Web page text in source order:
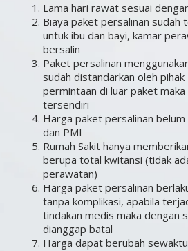
Lama hari rawat sesuai
Biaya paket persalinan sudah
untuk ibu dan bayi, kamar
bersalin
Paket persalinan
sudah distandarkan oleh pihak
permintaan di luar paket maka
tersendiri
Harga paket persalinan
dan PMI
Rumah Sakit hanya
berupa total kwitansi (tidak
perawatan)
Harga paket persalinan
tanpa komplikasi, apabila
tindakan medis maka dengan
dianggap batal
Harga dapat berubah